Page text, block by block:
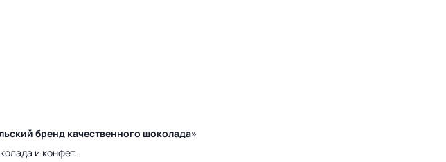
бренд качественного шоколада»
и конфет.